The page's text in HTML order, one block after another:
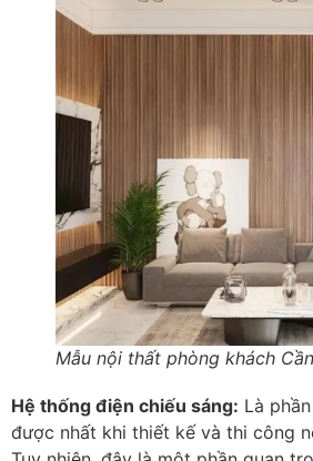
Mẫu nội thất phòng khách
Hệ thống điện chiếu sáng: Là
được nhất khi thiết kế và thi công